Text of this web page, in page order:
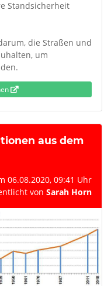
Standsicherheit
die Straßen und
um
aus dem
06.08.2020, 09:41 Uhr
von Sarah Horn